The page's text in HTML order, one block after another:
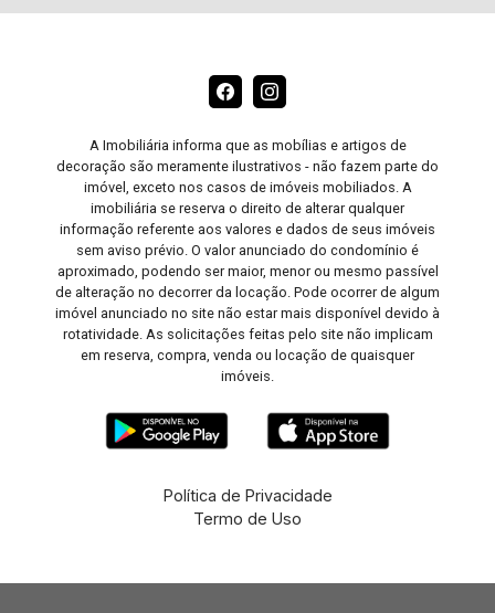
A Imobiliária informa que as mobílias e artigos de
decoração são meramente ilustrativos - não fazem parte do
imóvel, exceto nos casos de imóveis mobiliados. A
imobiliária se reserva o direito de alterar qualquer
informação referente aos valores e dados de seus imóveis
sem aviso prévio. O valor anunciado do condomínio é
aproximado, podendo ser maior, menor ou mesmo passível
de alteração no decorrer da locação. Pode ocorrer de algum
imóvel anunciado no site não estar mais disponível devido à
rotatividade. As solicitações feitas pelo site não implicam
em reserva, compra, venda ou locação de quaisquer
imóveis.
Política de Privacidade
Termo de Uso